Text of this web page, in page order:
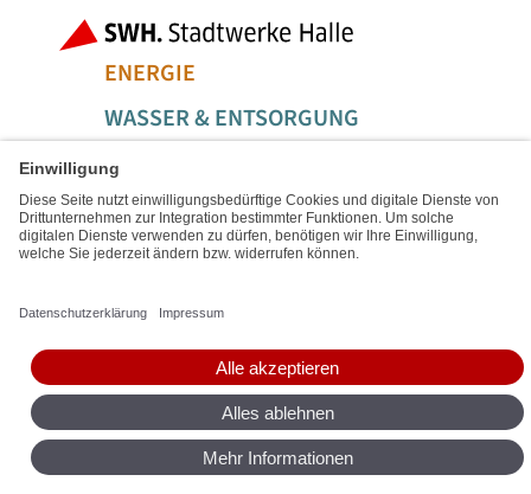
Bereiche der
ENERGIE
WASSER & ENTSORGUNG
MOBILITÄT & LOGISTIK
SERVICE & FREIZEIT
Social Media Links
Service LinksSITEMAP DATENSCHUTZ
BARRIEREFREIHEIT DIGITALE DIENSTE
VERTRAG KÜNDIGEN